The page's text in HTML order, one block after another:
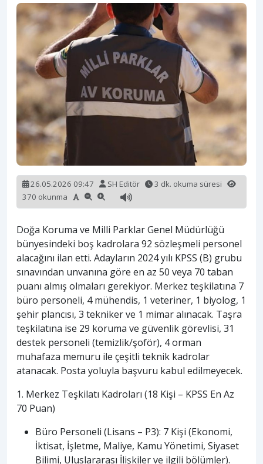
26.05.2026 09:47 SH Editör
3 dk. okuma süresi
370 okunma
Doğa Koruma ve Milli Parklar Genel Müdürlüğü
bünyesindeki boş kadrolara 92 sözleşmeli personel
alacağını ilan etti. Adayların 2024 yılı KPSS (B) grubu
sınavından unvanına göre en az 50 veya 70 taban
puanı almış olmaları gerekiyor. Merkez teşkilatına 7
büro personeli, 4 mühendis, 1 veteriner, 1 biyolog, 1
şehir plancısı, 3 tekniker ve 1 mimar alınacak. Taşra
teşkilatına ise 29 koruma ve güvenlik görevlisi, 31
destek personeli (temizlik/şoför), 4 orman
muhafaza memuru ile çeşitli teknik kadrolar
atanacak. Posta yoluyla başvuru kabul edilmeyecek.
1. Merkez Teşkilatı Kadroları (18 Kişi – KPSS En Az
70 Puan)
Büro Personeli (Lisans – P3): 7 Kişi (Ekonomi,
İktisat, İşletme, Maliye, Kamu Yönetimi, Siyaset
Bilimi, Uluslararası İlişkiler ve ilgili bölümler).